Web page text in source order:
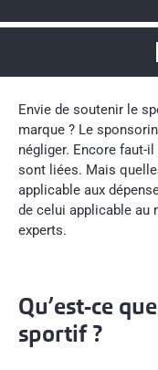
Envie de soutenir le
marque ? Le
négliger. Encore faut-
sont liées. Mais
applicable aux
de celui applicable au
experts.
Qu’est-ce
sportif ?